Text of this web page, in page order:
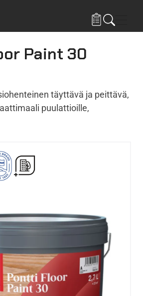
Paint 30
täyttävä ja peittävä,
puulattioille,